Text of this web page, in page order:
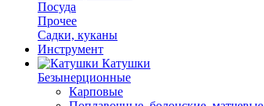
Посуда
Прочее
Садки, куканы
Инструмент
Катушки
Безынерционные
Карповые